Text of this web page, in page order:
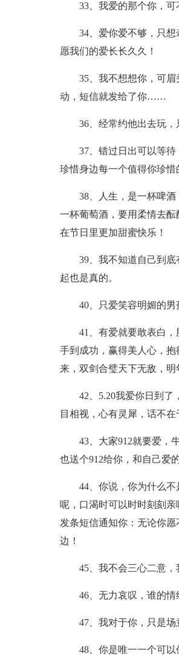
33、我爱的那个你，可
34、爱你爱不够，只
愿我们的爱长长久久！
35、我不想想你，可
动，短信就发给了你……
36、经常约他出去玩，
37、错过日出可以等
珍惜身边每一个值得你珍惜
38、人生，是一杯啤
一杯葡萄酒，要用柔情去
在节日里更加甜蜜快乐！
39、我不知道自己到
起也是真的。
40、只爱笑容明媚的男
41、有爱就要敢表白
手到成功，赢得美人心，
来，双剑合璧天下无敌，明
42、5.20我爱你日到
目相视，心有灵犀，话不在
43、大家912就要爱，
也送个912给你，和自己爱
44、你说，你为什么
呢，口渴时可以时时刻刻
发条短信通知你：无论你
边！
45、我不会三心二意，
46、无力哀叹，谁的情
47、我对于你，只是场
48、你是唯一一个可